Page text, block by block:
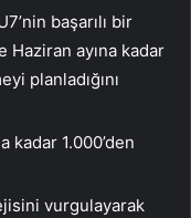
başarılı bir
ayına kadar
planladığını
kadar 1.000’den
vurgulayarak